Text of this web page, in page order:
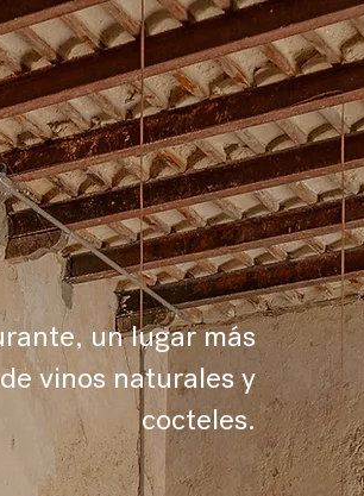
un lugar más
vinos naturales y
cocteles.